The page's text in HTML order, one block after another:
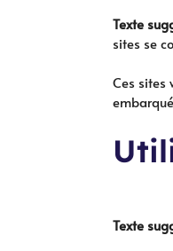
Texte
sites se
Ces sites
Texte